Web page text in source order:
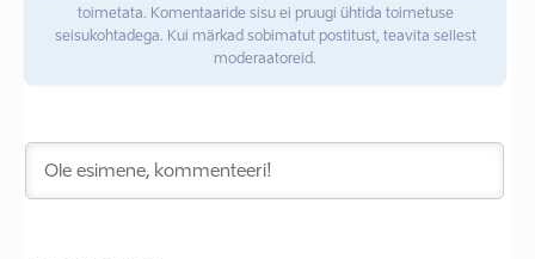
toimetata. Komentaaride sisu ei pruugi ühtida toimetuse
seisukohtadega. Kui märkad sobimatut postitust, teavita sellest
moderaatoreid.